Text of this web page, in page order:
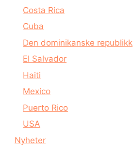
Costa Rica
Cuba
Den dominikanske republikk
El Salvador
Haiti
Mexico
Puerto Rico
USA
Nyheter